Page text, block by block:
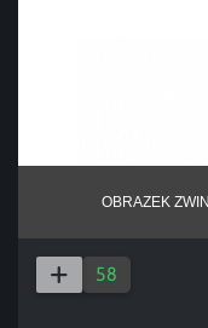
OBRAZEK
58